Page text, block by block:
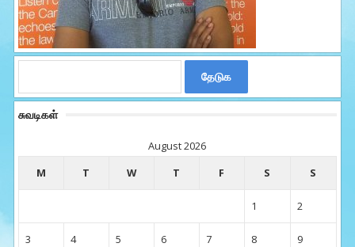
for:
சுவடிகள்
August 2026
M
T W T F S S
1 2
3 4 5 6 7 8 9